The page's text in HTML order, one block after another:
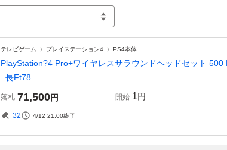
テレビゲーム プレイステーション4 PS4本体
PlayStation?4 Pro+ワイヤレスサラウンドヘッドセット
_長Ft78
落札 71,500円 開始 1円
32 4/12 21:00終了